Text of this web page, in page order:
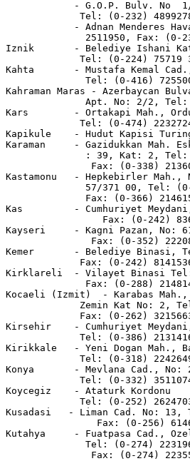
- G.O.P. Bulv. No
Tel: (0-232)
- Adnan Menderes
2511950, Fax: (0-
Iznik       - Belediye Ishani
Tel: (0-224) 75719
Kahta       - Mustafa Kemal
Tel: (0-416)
Kahraman Maras - Azerbaycan
Apt. No: 2/2,
Kars        - Ortakapi Mah.,
Tel: (0-474)
Kapikule    - Hudut Kapisi
Karaman     - Gazidukkan Mah.
: 39, Kat: 2,
Fax: (0-338)
Kastamonu   - Hepkebirler
57/371 00, Tel:
Fax: (0-366)
Kas         - Cumhuriyet
Fax: (0-242)
Kayseri     - Kagni Pazan, No:
Fax: (0-352)
Kemer       - Belediye Binasi,
Fax: (0-242)
Kirklareli  - Vilayet Binasi Tel:
Fax: (0-288)
Kocaeli (Izmit)  - Karabas
Zemin Kat No: 2,
Fax: (0-262)
Kirsehir    - Cumhuriyet
Tel: (0-386)
Kirikkale   - Yeni Dogan Mah.,
Tel: (0-318)
Konya       - Mevlana Cad., No:
Tel: (0-332)
Koycegiz    - Ataturk Kordonu
Tel: (0-252)
Kusadasi   - Liman Cad. No: 13,
Fax: (0-256)
Kutahya     - Fuatpasa Cad.,
Tel: (0-274)
Fax: (0-274)